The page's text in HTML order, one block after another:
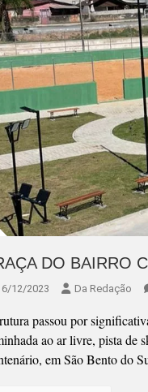
DO BAIRRO
12/2023 Da Redação
passou por
ao ar livre, pista de
em São Bento do